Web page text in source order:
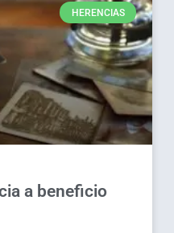
HERENCIAS
a beneficio